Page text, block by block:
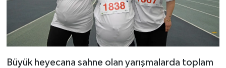
Büyük heyecana sahne olan yarışmalarda toplam